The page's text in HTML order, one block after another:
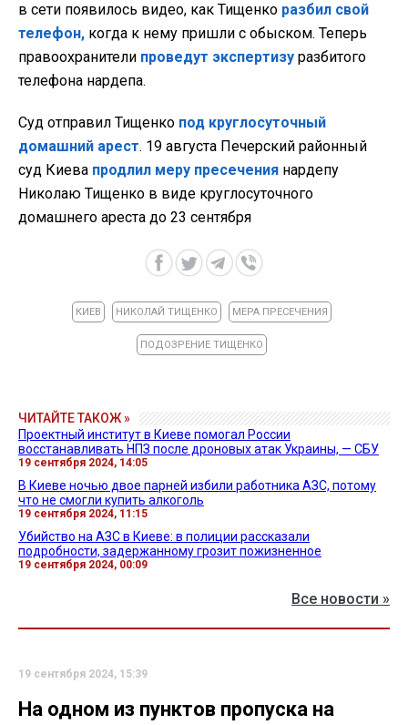
в сети появилось видео, как Тищенко разбил свой
телефон, когда к нему пришли с обыском. Теперь
правоохранители проведут экспертизу разбитого
телефона нардепа.
Суд отправил Тищенко под круглосуточный
домашний арест. 19 августа Печерский районный
суд Киева продлил меру пресечения нардепу
Николаю Тищенко в виде круглосуточного
домашнего ареста до 23 сентября
КИЕВ НИКОЛАЙ ТИЩЕНКО МЕРА ПРЕСЕЧЕНИЯ
ПОДОЗРЕНИЕ ТИЩЕНКО
ЧИТАЙТЕ ТАКОЖ »
Проектный институт в Киеве помогал России
восстанавливать НПЗ после дроновых атак Украины, — СБУ
19 сентября 2024, 14:05
В Киеве ночью двое парней избили работника АЗС, потому
что не смогли купить алкоголь
19 сентября 2024, 11:15
Убийство на АЗС в Киеве: в полиции рассказали
подробности, задержанному грозит пожизненное
19 сентября 2024, 00:09
Все новости »
19 сентября 2024, 15:39
На одном из пунктов пропуска на